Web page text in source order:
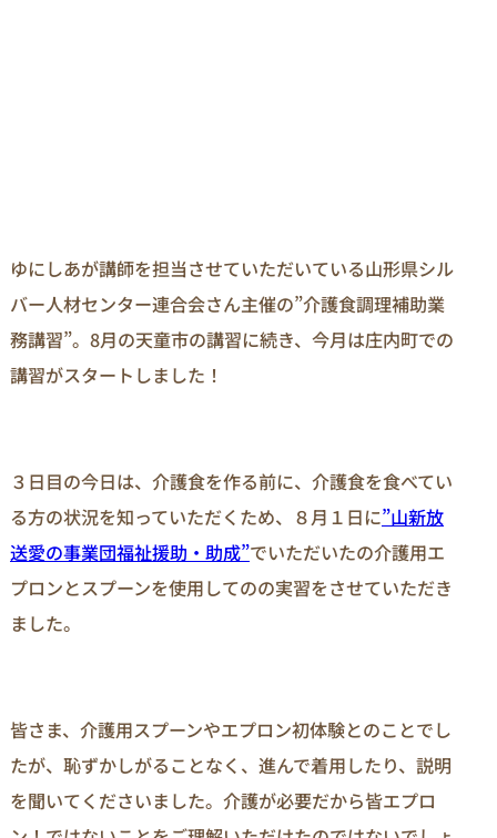
ゆにしあが講師を担当させていただいている山形県シル
バー人材センター連合会さん主催の”介護食調理補助業
務講習”。8月の天童市の講習に続き、今月は庄内町での
講習がスタートしました！
３日目の今日は、介護食を作る前に、介護食を食べてい
る方の状況を知っていただくため、８月１日に”山新放
送愛の事業団福祉援助・助成”でいただいたの介護用エ
プロンとスプーンを使用してのの実習をさせていただき
ました。
皆さま、介護用スプーンやエプロン初体験とのことでし
たが、恥ずかしがることなく、進んで着用したり、説明
を聞いてくださいました。介護が必要だから皆エプロ